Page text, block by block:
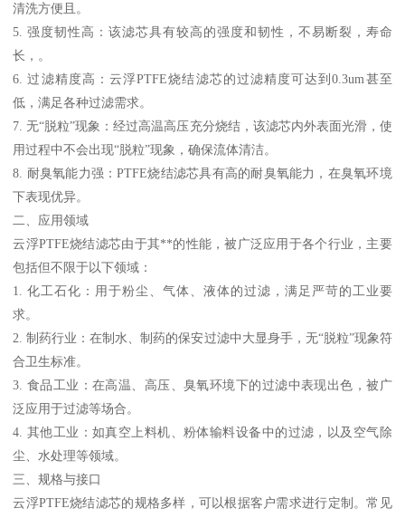
清洗方便且。
5. 强度韧性高：该滤芯具有较高的强度和韧性，不易断裂，寿命
长，。
6. 过滤精度高：云浮PTFE烧结滤芯的过滤精度可达到0.3um甚至
低，满足各种过滤需求。
7. 无“脱粒”现象：经过高温高压充分烧结，该滤芯内外表面光滑，使
用过程中不会出现“脱粒”现象，确保流体清洁。
8. 耐臭氧能力强：PTFE烧结滤芯具有高的耐臭氧能力，在臭氧环境
下表现优异。
二、应用领域
云浮PTFE烧结滤芯由于其**的性能，被广泛应用于各个行业，主要
包括但不限于以下领域：
1. 化工石化：用于粉尘、气体、液体的过滤，满足严苛的工业要
求。
2. 制药行业：在制水、制药的保安过滤中大显身手，无“脱粒”现象符
合卫生标准。
3. 食品工业：在高温、高压、臭氧环境下的过滤中表现出色，被广
泛应用于过滤等场合。
4. 其他工业：如真空上料机、粉体输料设备中的过滤，以及空气除
尘、水处理等领域。
三、规格与接口
云浮PTFE烧结滤芯的规格多样，可以根据客户需求进行定制。常见